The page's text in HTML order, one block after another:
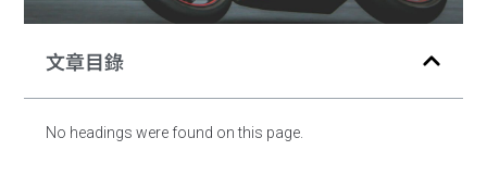
文章目錄
No headings were found on this page.